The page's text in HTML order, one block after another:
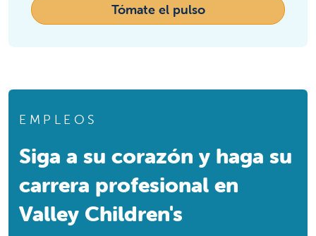
559-459-6000
Edificio de consultorios médicos
Dakota Pediatrics
Consultorio pediátrico
Fresno, CA, 93726
Tómate el pulso
EMPLEOS
Siga a su corazón y haga su
carrera profesional en
Valley Children's